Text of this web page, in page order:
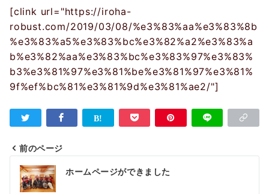
[clink url="https://iroha-
robust.com/2019/03/08/%e3%83%aa%e3%83%8b
%e3%83%a5%e3%83%bc%e3%82%a2%e3%83%a
b%e3%82%aa%e3%83%bc%e3%83%97%e3%83%
b3%e3%81%97%e3%81%be%e3%81%97%e3%81%
9f%ef%bc%81%e3%81%9d%e3%81%ae2/"]
投
稿
前のページ
ホームページができました